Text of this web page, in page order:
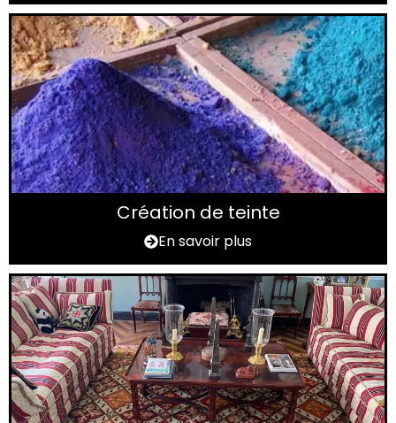
Création de teinte
En savoir plus